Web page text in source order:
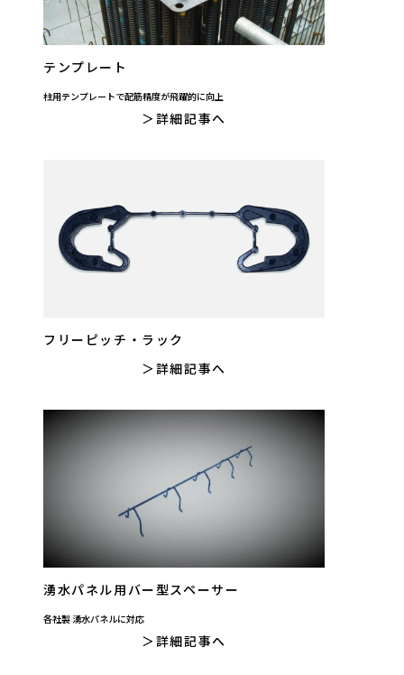
テンプレート
柱用テンプレートで配筋精度が飛躍的に向上
詳細記事へ
フリーピッチ・ラック
詳細記事へ
湧水パネル用バー型スペーサー
各社製 湧水パネルに対応
詳細記事へ